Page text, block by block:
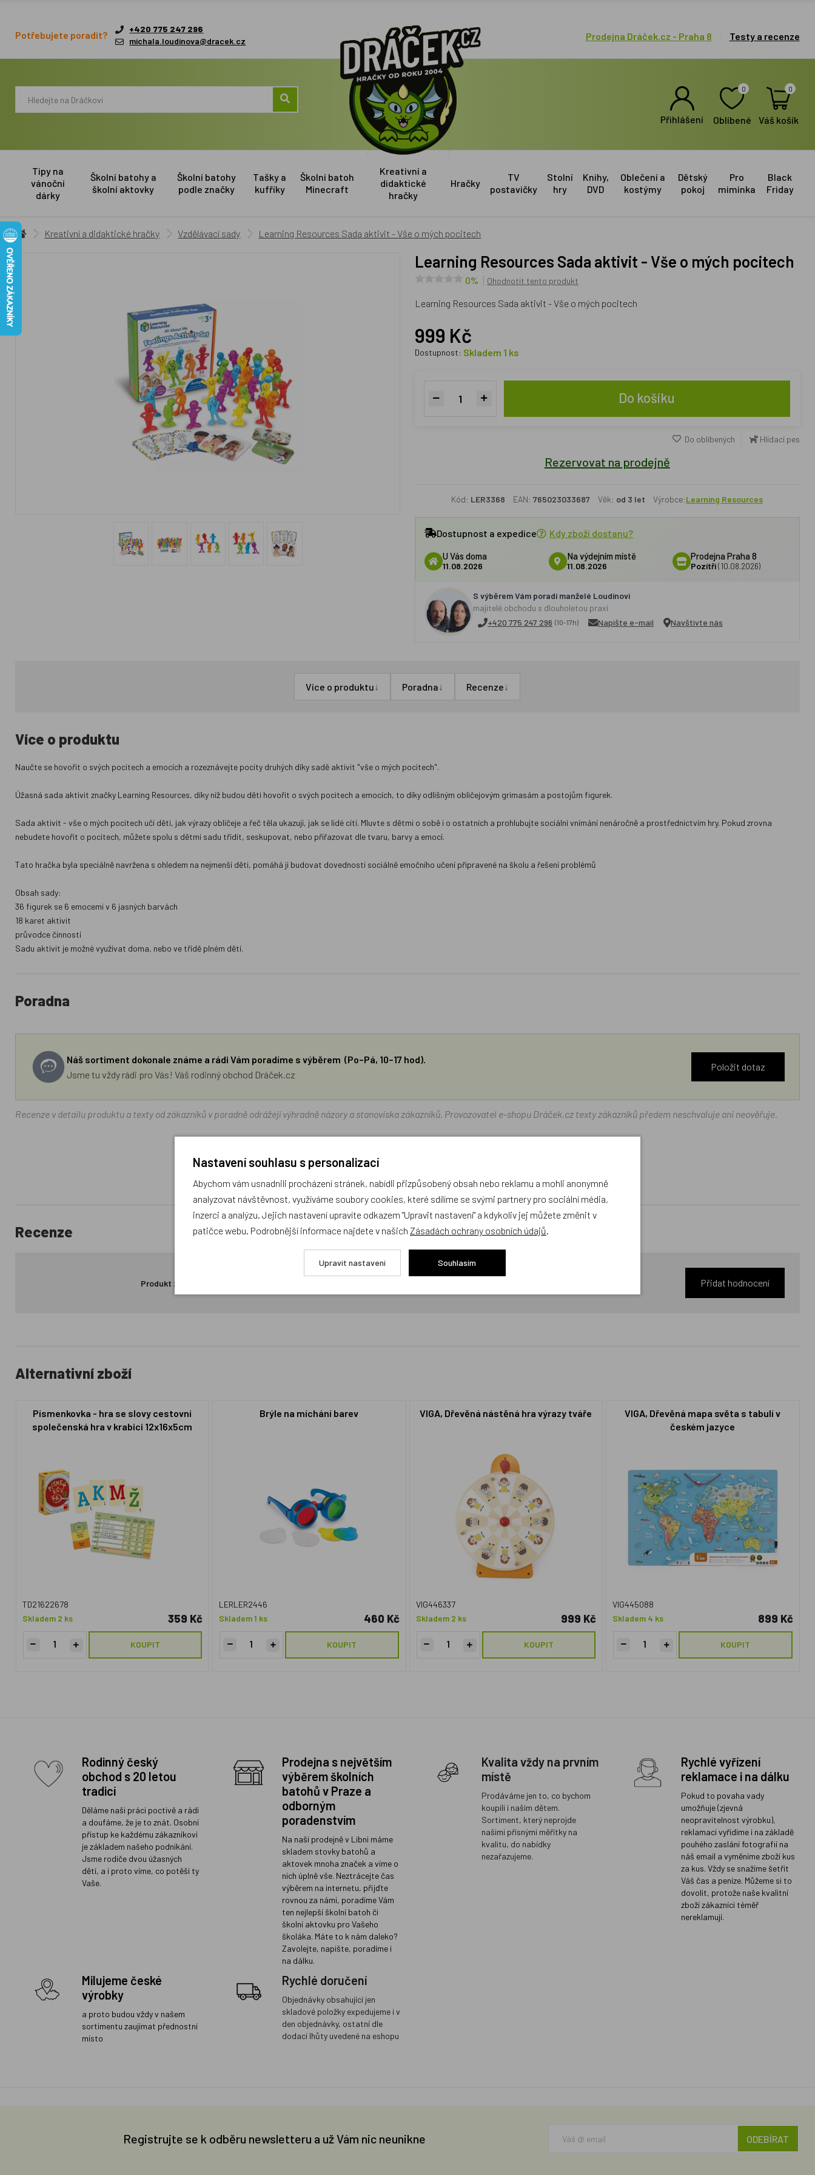
Potřebujete poradit?
+420 775 247 296
michala.loudinova@dracek.cz
Prodejna Dráček.cz - Praha 8 Testy a recenze
Přihlášení
0
Oblíbené
0
Váš košík
Tipy na
vánoční
dárky
Školní batohy a
školní aktovky
Školní batohy
podle značky
Tašky a
kufříky
Školní batoh
Minecraft
Kreativní a
didaktické
hračky
Hračky
TV
postavičky
Stolní
hry
Knihy,
DVD
Oblečení a
kostýmy
Dětský
pokoj
Pro
miminka
Black
Friday
Kreativní a didaktické hračky Vzdělávací sady Learning Resources Sada aktivit - Vše o mých pocitech
Learning Resources Sada aktivit - Vše o mých pocitech
0% Ohodnotit tento produkt
Learning Resources Sada aktivit - Vše o mých pocitech
999 Kč
Dostupnost: Skladem 1 ks
Do košíku
Do oblíbených Hlídací pes
Rezervovat na prodejně
Kód: LER3368 EAN: 765023033687 Věk: od 3 let Výrobce:Learning Resources
Dostupnost a expedice Kdy zboží dostanu?
U Vás doma
11.08.2026
Na výdejním místě
11.08.2026
Prodejna Praha 8
Pozítří(10.08.2026)
S výběrem Vám poradí manželé Loudínovi
majitelé obchodu s dlouholetou praxí
+420 775 247 296 (10-17h) Napište e-mail Navštivte nás
Více o produktu↓ Poradna↓ Recenze↓
Více o produktu
Naučte se hovořit o svých pocitech a emocích a rozeznávejte pocity druhých díky sadě aktivit "vše o mých pocitech".
Úžasná sada aktivit značky Learning Resources, díky níž budou děti hovořit o svých pocitech a emocích, to díky odlišným obličejovým grimasám a postojům figurek.
Sada aktivit - vše o mých pocitech učí děti, jak výrazy obličeje a řeč těla ukazují, jak se lidé cítí. Mluvte s dětmi o sobě i o ostatních a prohlubujte sociální vnímání nenáročně a prostřednictvím hry. Pokud zrovna
nebudete hovořit o pocitech, můžete spolu s dětmi sadu třídit, seskupovat, nebo přiřazovat dle tvaru, barvy a emocí.
Tato hračka byla speciálně navržena s ohledem na nejmenší děti, pomáhá ji budovat dovednosti sociálně emočního učení připravené na školu a řešení problémů
Obsah sady:
36 figurek se 6 emocemi v 6 jasných barvách
18 karet aktivit
průvodce činností
Sadu aktivit je možné využívat doma, nebo ve třídě plném dětí.
Poradna
Náš sortiment dokonale známe a rádi Vám poradíme s výběrem (Po–Pá, 10–17 hod).
Jsme tu vždy rádi pro Vás! Váš rodinný obchod Dráček.cz
Položit dotaz
Recenze v detailu produktu a texty od zákazníků v poradně odrážejí výhradně názory a stanoviska zákazníků. Provozovatel e-shopu Dráček.cz texty zákazníků předem neschvaluje ani neověřuje.
Recenze
Produkt zatím nemá žádné hodnocení, Přidat hodnocení
Alternativní zboží
Písmenkovka - hra se slovy cestovní
společenská hra v krabici 12x16x5cm
TD21622678
Skladem 2 ks
359 Kč
KOUPIT
Brýle na míchání barev
LERLER2446
Skladem 1 ks
460 Kč
KOUPIT
VIGA, Dřevěná nástěná hra výrazy tváře
VIG446337
Skladem 2 ks
999 Kč
KOUPIT
VIGA, Dřevěná mapa světa s tabulí v
českém jazyce
VIG445088
Skladem 4 ks
899 Kč
KOUPIT
Rodinný český
obchod s 20 letou
tradicí
Děláme naši práci poctivě a rádi
a doufáme, že je to znát. Osobní
přístup ke každému zákazníkovi
je základem našeho podnikání.
Jsme rodiče dvou úžasných
dětí, a i proto víme, co potěší ty
Vaše.
Prodejna s největším
výběrem školních
batohů v Praze a
odborným
poradenstvím
Na naší prodejně v Libni máme
skladem stovky batohů a
aktovek mnoha značek a víme o
nich úplně vše. Neztrácejte čas
výběrem na internetu, přijďte
rovnou za námi, poradíme Vám
ten nejlepší školní batoh či
školní aktovku pro Vašeho
školáka. Máte to k nám daleko?
Zavolejte, napište, poradíme i
na dálku.
Kvalita vždy na prvním
místě
Prodáváme jen to, co bychom
koupili i našim dětem.
Sortiment, který neprojde
našimi přísnými měřítky na
kvalitu, do nabídky
nezařazujeme.
Rychlé vyřízení
reklamace i na dálku
Pokud to povaha vady
umožňuje (zjevná
neopravitelnost výrobku),
reklamaci vyřídíme i na základě
pouhého zaslání fotografií na
náš email a vyměníme zboží kus
za kus. Vždy se snažíme šetřit
Váš čas a peníze. Můžeme si to
dovolit, protože naše kvalitní
zboží zákazníci téměř
nereklamují.
Milujeme české
výrobky
a proto budou vždy v našem
sortimentu zaujímat přednostní
místo
Rychlé doručení
Objednávky obsahující jen
skladové položky expedujeme i v
den objednávky, ostatní dle
dodací lhůty uvedené na eshopu
Registrujte se k odběru newsletteru a už Vám nic neunikne ODEBÍRAT
Nastavení souhlasu s personalizací
Abychom vám usnadnili procházení stránek, nabídli přizpůsobený obsah nebo reklamu a mohli anonymně
analyzovat návštěvnost, využíváme soubory cookies, které sdílíme se svými partnery pro sociální média,
inzerci a analýzu. Jejich nastavení upravíte odkazem "Upravit nastavení" a kdykoliv jej můžete změnit v
patičce webu. Podrobnější informace najdete v našich Zásadách ochrany osobních údajů
Upravit nastavení Souhlasím